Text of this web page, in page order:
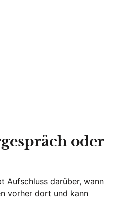
oder
Aufschluss darüber, wann
vorher dort und kann